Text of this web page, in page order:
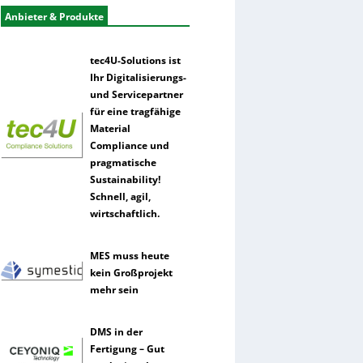
Anbieter & Produkte
tec4U-Solutions ist
Ihr Digitalisierungs-
und Servicepartner
für eine tragfähige
Material
Compliance und
pragmatische
Sustainability!
Schnell, agil,
wirtschaftlich.
MES muss heute
kein Großprojekt
mehr sein
DMS in der
Fertigung – Gut